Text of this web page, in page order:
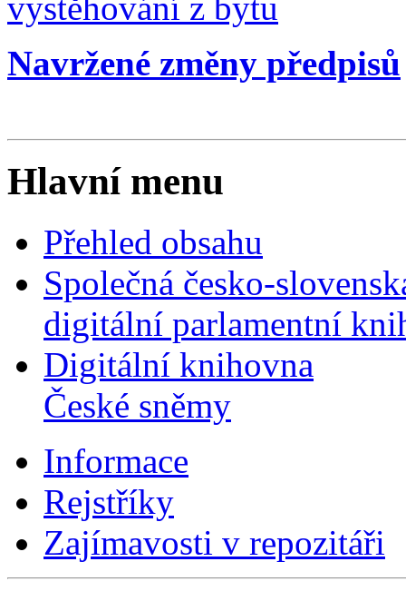
Navržené změny předpisů
Hlavní menu
Přehled obsahu
Společná česko-
digitální parlamentní
Digitální knihovna
České sněmy
Informace
Rejstříky
Zajímavosti v repozitáři